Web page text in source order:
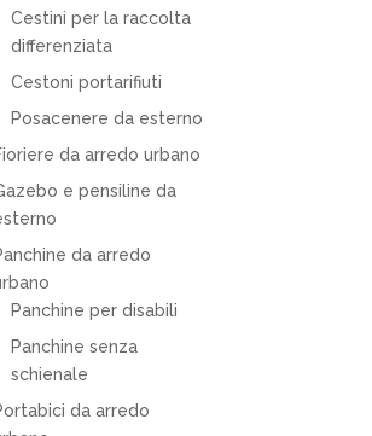
Cestini per la raccolta
differenziata
Cestoni portarifiuti
Posacenere da esterno
da arredo urbano
e pensiline da
da arredo
Panchine per disabili
Panchine senza
schienale
da arredo